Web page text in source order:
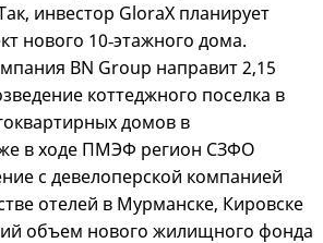
инвестор GloraX планирует
нового 10‑этажного дома.
BN Group направит 2,15
коттеджного поселка в
домов в
в ходе ПМЭФ регион СЗФО
с девелоперской компанией
отелей в Мурманске, Кировске
объем нового жилищного фонда